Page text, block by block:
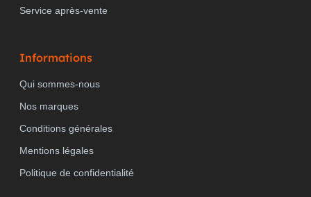
Service après-vente
Informations
Qui sommes-nous
Nos marques
Conditions générales
Mentions légales
Politique de confidentialité